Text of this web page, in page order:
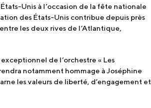
Unis à l’occasion de la fête nationale
des États-Unis contribue depuis près
les deux rives de l’Atlantique,
de l’orchestre « Les
notamment hommage à Joséphine
les valeurs de liberté, d’engagement et